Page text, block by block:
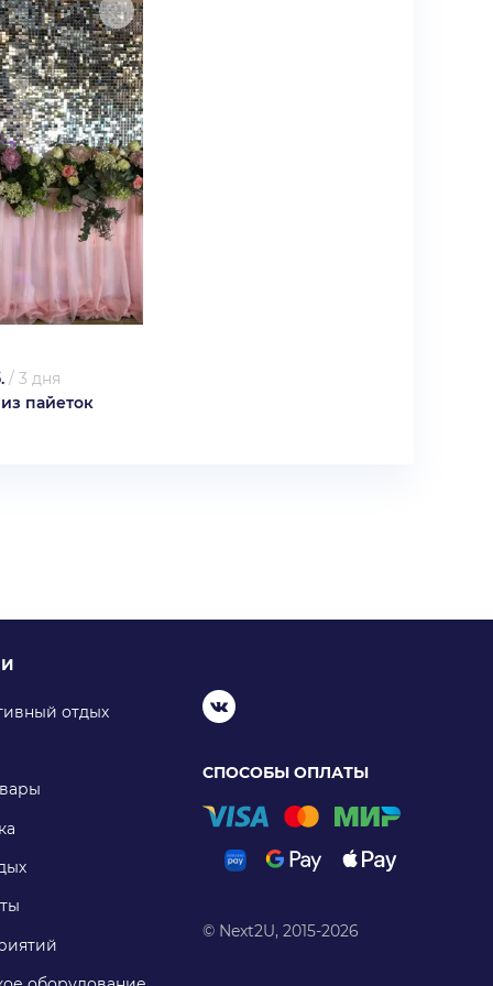
/ 3 дня
пайеток
отдых
СПОСОБЫ ОПЛАТЫ
© Next2U, 2015-2026